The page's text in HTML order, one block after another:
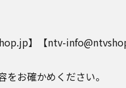
】【ntv-
お確かめください。